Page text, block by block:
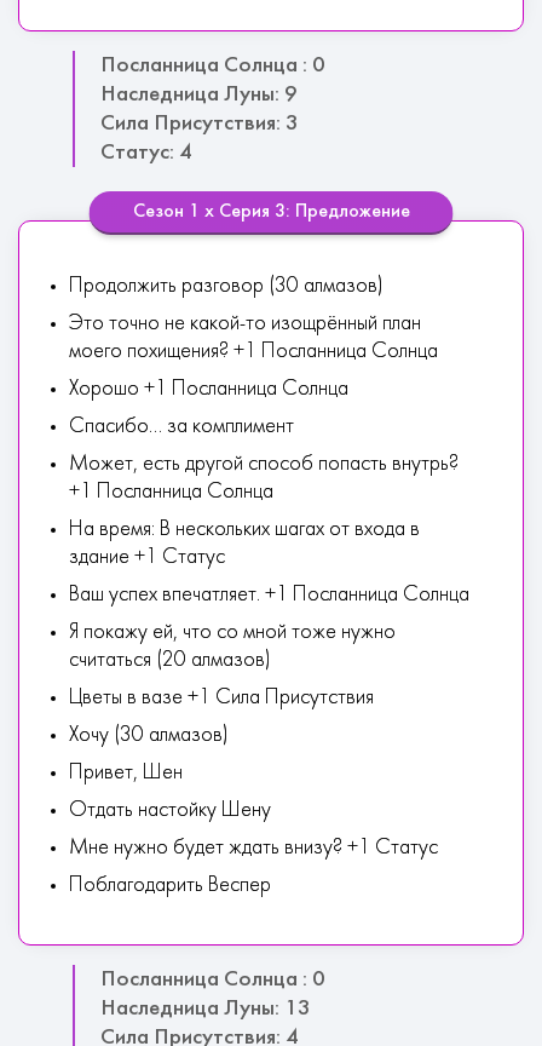
Посланница Солнца : 0
Наследница Луны: 9
Сила Присутствия: 3
Статус: 4
Сезон 1 х Серия 3: Предложение
Продолжить разговор (30 алмазов)
Это точно не какой-то изощрённый план
моего похищения? +1 Посланница Солнца
Хорошо +1 Посланница Солнца
Спасибо... за комплимент
Может, есть другой способ попасть внутрь?
+1 Посланница Солнца
На время: В нескольких шагах от входа в
здание +1 Статус
Ваш успех впечатляет. +1 Посланница Солнца
Я покажу ей, что со мной тоже нужно
считаться (20 алмазов)
Цветы в вазе +1 Сила Присутствия
Хочу (30 алмазов)
Привет, Шен
Отдать настойку Шену
Мне нужно будет ждать внизу? +1 Статус
Поблагодарить Веспер
Посланница Солнца : 0
Наследница Луны: 13
Сила Присутствия: 4